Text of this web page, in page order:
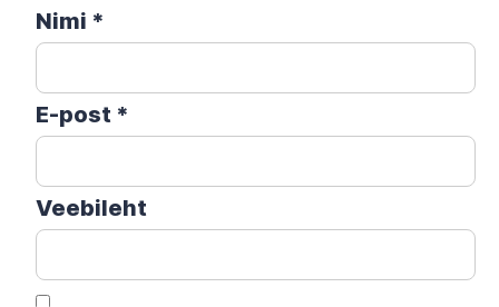
Nimi *
E-post *
Veebileht